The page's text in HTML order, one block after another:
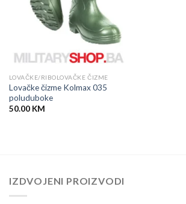
LOVAČKE/RIBOLOVAČKE ČIZME
Lovačke čizme Kolmax 035
poluduboke
50.00 KM
IZDVOJENI PROIZVODI